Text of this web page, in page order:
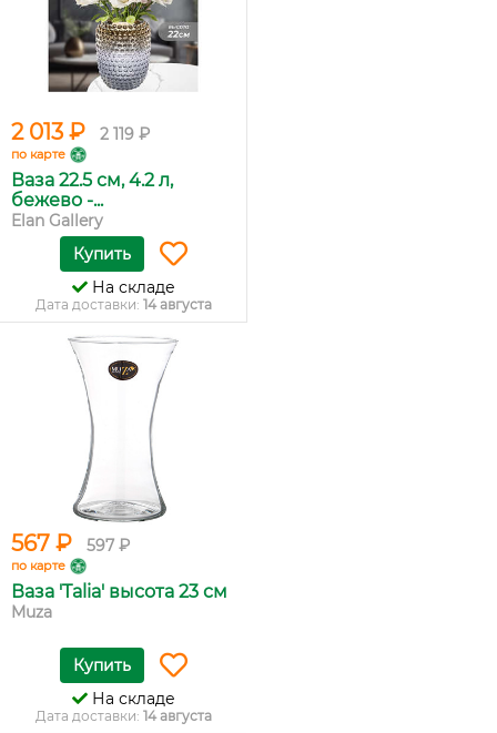
2 013 ₽ 2 119 ₽
по карте
Ваза 22.5 см, 4.2 л,
бежево -...
Elan Gallery
Купить
На складе
Дата доставки: 14 августа
567 ₽ 597 ₽
по карте
Ваза 'Talia' высота 23 см
Muza
Купить
На складе
Дата доставки: 14 августа